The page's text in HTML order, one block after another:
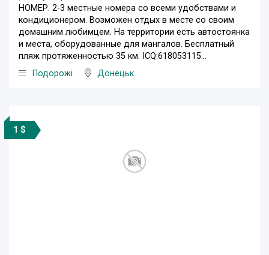
НОМЕР. 2-3 местные номера со всеми удобствами и
кондиционером. Возможен отдых в месте со своим
домашним любимцем. На территории есть автостоянка
и места, оборудованные для мангалов. Бесплатный
пляж протяженностью 35 км. ICQ:618053115...
Подорожі
Донецьк
1 $